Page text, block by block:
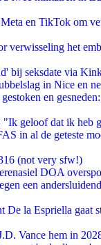
en TikTok om
verwisseling het
bij seksdate via
in Nice en
en
"Ik geloof dat ik heb
in al de geteste
(not very sfw!)
DOA
een
De la Espriella gaat
Vance hem in